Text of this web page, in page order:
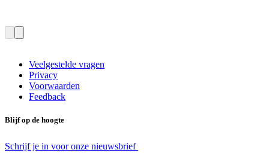
Veelgestelde vragen
Privacy
Voorwaarden
Feedback
Blijf op de hoogte
Schrijf je in voor onze nieuwsbrief